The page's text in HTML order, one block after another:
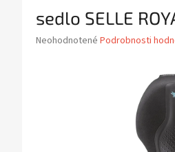
sedlo SELLE
Priemerné
Neohodnotené Podrobnosti